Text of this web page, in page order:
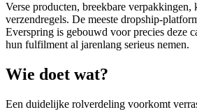
Verse producten, breekbare verpakkingen,
verzendregels. De meeste dropship-
Everspring is gebouwd voor precies deze
hun fulfilment al jarenlang serieus nemen.
Wie doet wat?
Een duidelijke rolverdeling voorkomt